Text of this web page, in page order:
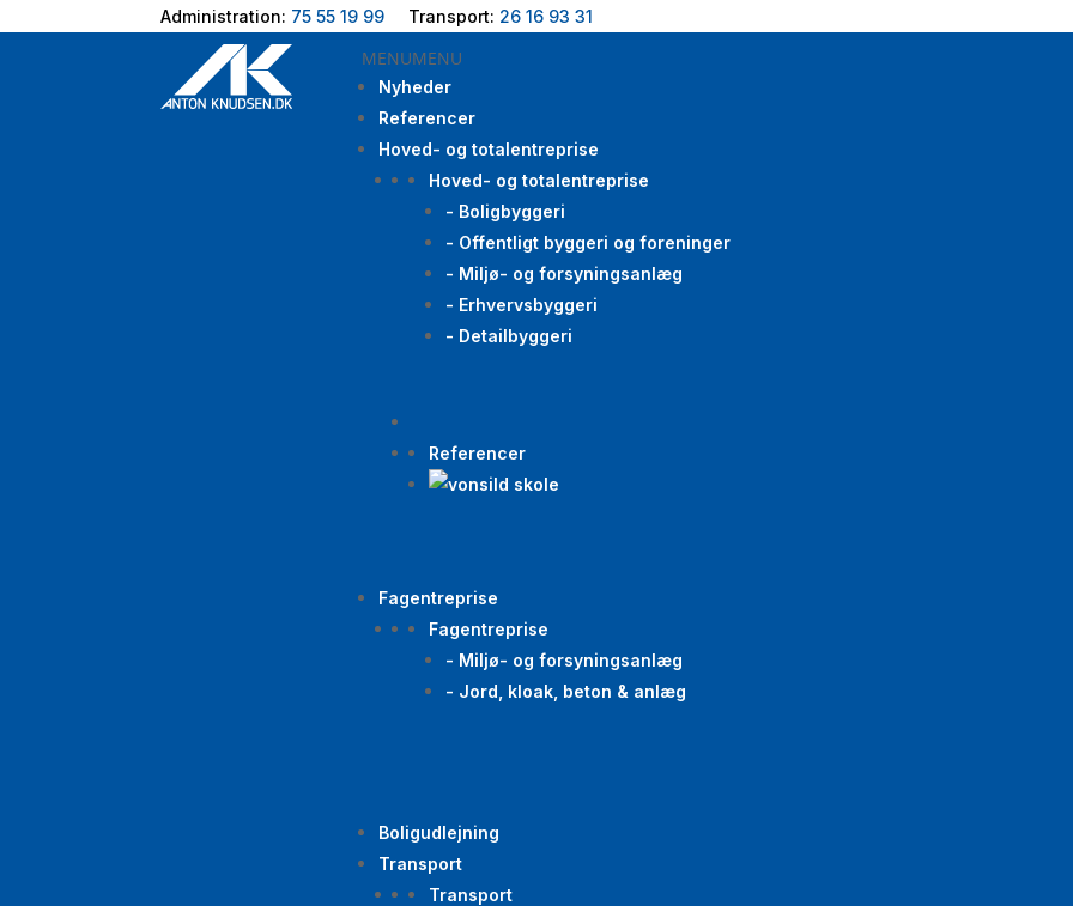
Administration: 75 55 19 99 Transport: 26 16 93 31
MENUMENU
Nyheder
Referencer
Hoved- og totalentreprise
Hoved- og totalentreprise
- Boligbyggeri
- Offentligt byggeri og foreninger
- Miljø- og forsyningsanlæg
- Erhvervsbyggeri
- Detailbyggeri
Referencer
Fagentreprise
Fagentreprise
- Miljø- og forsyningsanlæg
- Jord, kloak, beton & anlæg
Boligudlejning
Transport
Transport